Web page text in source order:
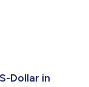
Dollar in